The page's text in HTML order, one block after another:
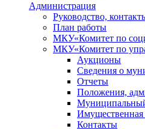
Администрация
Руководство,
План работы
МКУ«Комитет по
МКУ«Комитет по
Аукционы
Сведения о
Отчеты
Положения,
Контакты